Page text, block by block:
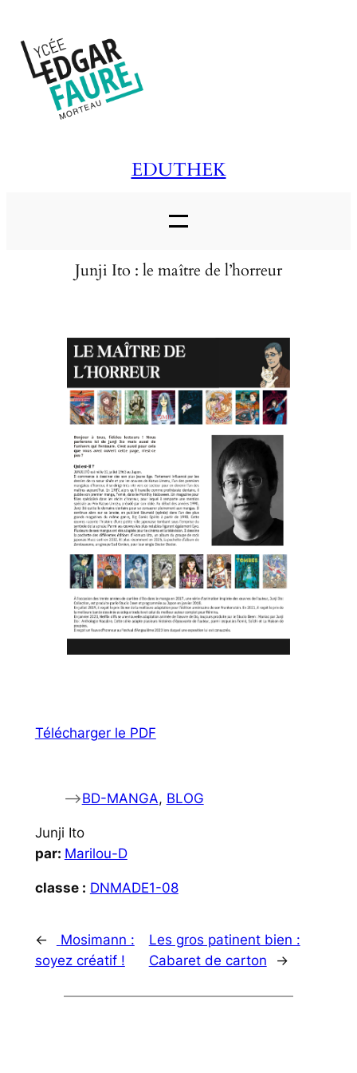
au
contenu
EDUTHEK
Junji Ito : le maître de l’horreur
Télécharger le PDF
–>BD-MANGA, BLOG
Junji Ito
par: Marilou-D
classe : DNMADE1-08
←
Mosimann :
soyez créatif !
Les gros patinent bien :
Cabaret de carton
→